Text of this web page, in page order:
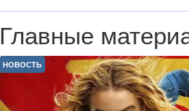
Главные
НОВОСТЬ